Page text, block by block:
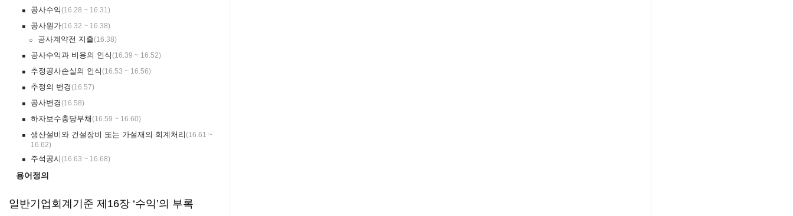
￭ 공사수익 (16.28 ~ 16.31)
￭ 공사원가(16.32 ~ 16.38)
￮ 공사계약전 지출(16.38)
￭ 공사수익과 비용의 인식 (16.39 ~ 16.52)
￭ 추정공사손실의 인식 (16.53 ~ 16.56)
￭ 추정의 변경 (16.57)
￭ 공사변경 (16.58)
￭ 하자보수충당부채 (16.59 ~ 16.60)
￭ 생산설비와 건설장비 또는 가설재의 회계처리 (16.61 ~
16.62)
￭ 주석공시 (16.63 ~ 16.68)
용어정의
일반기업회계기준 제16장 ‘수익’의 부록